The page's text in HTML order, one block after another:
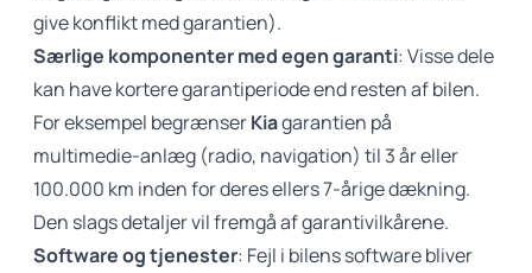
give konflikt med garantien).
Særlige komponenter med egen garanti: Visse dele
kan have kortere garantiperiode end resten af bilen.
For eksempel begrænserKiagarantien på
multimedie-anlæg (radio, navigation) til 3 år eller
100.000 km inden for deres ellers 7-årige dækning.
Den slags detaljer vil fremgå af garantivilkårene.
Software og tjenester: Fejl i bilens software bliver